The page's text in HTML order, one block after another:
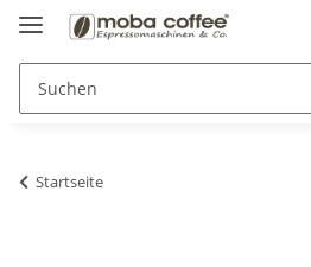
Startseite